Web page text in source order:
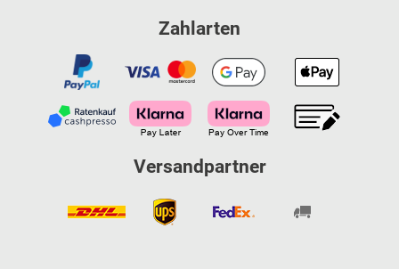
Zahlarten
Versandpartner